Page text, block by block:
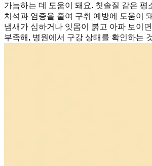
가늠하는 데 도움이 돼요. 칫솔질 같은 평
치석과 염증을 줄여 구취 예방에 도움이
냄새가 심하거나 잇몸이 붉고 아파 보이
부족해, 병원에서 구강 상태를 확인하는